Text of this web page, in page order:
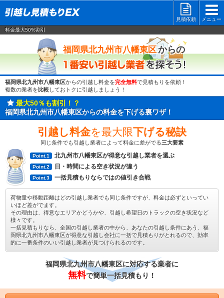
見積依頼
メニュー
料金最大50%割引
福岡県北九州市八幡東区からの
福岡県北九州市八幡東区からの引越し料金を完全無料で見積もりを依頼！
複数の業者を 比較しておトクに引越しましょう！
最大50％も割引！？
福岡県北九州市八幡東区からの料金を下げる裏ワザ！
引越し料金を最大限下げる秘訣
同じ条件でも引越し業者によって料金に差がでる三大要素
Point.1 北九州市八幡東区が得意な引越し業者を選ぶ
Point.2 日・時間による空き状況が違う
Point.3 一括見積もりならではの値引き合戦
荷物量や移動距離はどの引越し業者でも同じ条件ですが、料金は必ずといってい
いほど差がでます。
その理由は、得意なエリアかどうかや、引越し希望日のトラックの空き状況など
様々です。
一括見積もりなら、全国の引越し業者の中から、あなたの引越し条件にあう、福
岡県北九州市八幡東区が得意な引越し会社に一括で見積もりがとれるので、効率
的に一番条件のいい引越し業者が見つけられるのです。
福岡県北九州市八幡東区に対応する業者に
無料で簡単一括見積もり！